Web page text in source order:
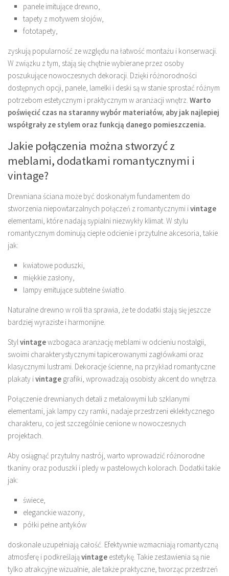
panele imitujące drewno,
tapety z motywem słojów,
fototapety,
zyskują popularność ze względu na łatwość montażu i konserwacji.
W związku z tym, stają się chętnie wybierane przez osoby
poszukujące nowoczesnych dekoracji. Dzięki różnorodności
dostępnych opcji, panele, lamelki i deski są w stanie sprostać różnym
potrzebom estetycznym i praktycznym w aranżacji wnętrz. Warto
poświęcić czas na staranny wybór materiałów, aby jak najlepiej
współgrały ze stylem oraz funkcją danego pomieszczenia.
Jakie połączenia można stworzyć z
meblami, dodatkami romantycznymi i
vintage?
Drewniana ściana może być doskonałym fundamentem do
stworzenia niepowtarzalnych połączeń z romantycznymi ivintage
elementami, które nadają sypialni niezwykły klimat. W stylu
romantycznym dominują ciepłe odcienie i przytulne akcesoria, takie
jak:
kwiatowe poduszki,
miękkie zasłony,
lampy emitujące subtelne światło.
Naturalne drewno w roli tła sprawia, że te dodatki stają się jeszcze
bardziej wyraziste i harmonijne.
Stylvintagewzbogaca aranżację meblami w odcieniu nostalgii,
swoimi charakterystycznymi tapicerowanymi zagłówkami oraz
klasycznymi lustrami. Dekoracje ścienne, na przykład romantyczne
plakaty ivintage grafiki, wprowadzają osobisty akcent do wnętrza.
Połączenie drewnianych detali z metalowymi lub szklanymi
elementami, jak lampy czy ramki, nadaje przestrzeni eklektycznego
charakteru, co jest szczególnie cenione w nowoczesnych
projektach.
Aby osiągnąć przytulny nastrój, warto wprowadzić różnorodne
tkaniny oraz poduszki i pledy w pastelowych kolorach. Dodatki takie
jak:
świece,
eleganckie wazony,
półki pełne antyków
doskonale uzupełniają całość. Efektywnie wzmacniają romantyczną
atmosferę i podkreślająvintage estetykę. Takie zestawienia są nie
tylko atrakcyjne wizualnie, ale także praktyczne, tworząc przestrzeń